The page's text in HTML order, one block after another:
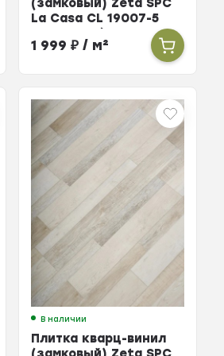
(замковый) Zeta SPC
La Casa CL 19007-5
Таормина (упак. 10 шт
= 2,196м²)
1 999 ₽/ м²
В наличии
Плитка кварц-винил